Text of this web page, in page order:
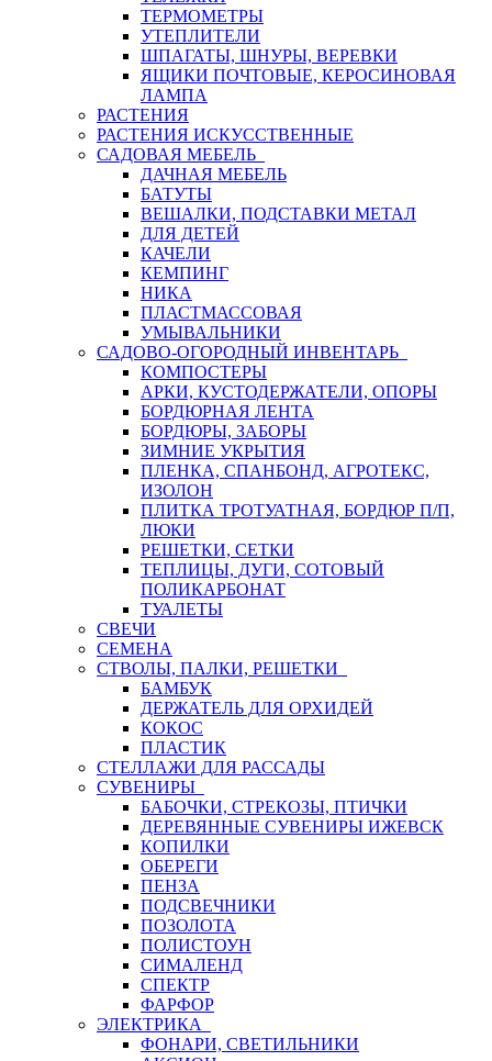
ТЕРМОМЕТРЫ
УТЕПЛИТЕЛИ
ШПАГАТЫ, ШНУРЫ, ВЕРЕВКИ
ЯЩИКИ ПОЧТОВЫЕ, КЕРОСИНОВАЯ
ЛАМПА
РАСТЕНИЯ
РАСТЕНИЯ ИСКУССТВЕННЫЕ
САДОВАЯ МЕБЕЛЬ
ДАЧНАЯ МЕБЕЛЬ
БАТУТЫ
ВЕШАЛКИ, ПОДСТАВКИ МЕТАЛ
ДЛЯ ДЕТЕЙ
КАЧЕЛИ
КЕМПИНГ
НИКА
ПЛАСТМАССОВАЯ
УМЫВАЛЬНИКИ
САДОВО-ОГОРОДНЫЙ ИНВЕНТАРЬ
КОМПОСТЕРЫ
АРКИ, КУСТОДЕРЖАТЕЛИ, ОПОРЫ
БОРДЮРНАЯ ЛЕНТА
БОРДЮРЫ, ЗАБОРЫ
ЗИМНИЕ УКРЫТИЯ
ПЛЕНКА, СПАНБОНД, АГРОТЕКС,
ИЗОЛОН
ПЛИТКА ТРОТУАТНАЯ, БОРДЮР П/П,
ЛЮКИ
РЕШЕТКИ, СЕТКИ
ТЕПЛИЦЫ, ДУГИ, СОТОВЫЙ
ПОЛИКАРБОНАТ
ТУАЛЕТЫ
СВЕЧИ
СЕМЕНА
СТВОЛЫ, ПАЛКИ, РЕШЕТКИ
БАМБУК
ДЕРЖАТЕЛЬ ДЛЯ ОРХИДЕЙ
КОКОС
ПЛАСТИК
СТЕЛЛАЖИ ДЛЯ РАССАДЫ
СУВЕНИРЫ
БАБОЧКИ, СТРЕКОЗЫ, ПТИЧКИ
ДЕРЕВЯННЫЕ СУВЕНИРЫ ИЖЕВСК
КОПИЛКИ
ОБЕРЕГИ
ПЕНЗА
ПОДСВЕЧНИКИ
ПОЗОЛОТА
ПОЛИСТОУН
СИМАЛЕНД
СПЕКТР
ФАРФОР
ЭЛЕКТРИКА
ФОНАРИ, СВЕТИЛЬНИКИ